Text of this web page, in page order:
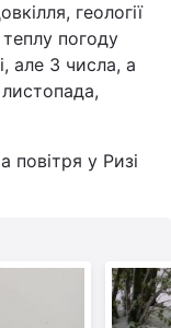
геології
погоду
але 3 числа, а
у Ризі